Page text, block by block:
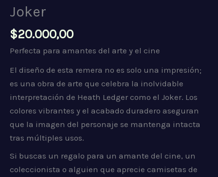
Joker
$20.000,00
Perfecta para amantes del arte y el cine
El diseño de esta remera no es solo una impresión;
es una obra de arte que celebra la inolvidable
interpretación de Heath Ledger como el Joker. Los
colores vibrantes y el acabado duradero aseguran
que la imagen del personaje se mantenga intacta
tras múltiples usos.
Si buscas un regalo para un amante del cine, un
coleccionista o alguien que aprecie camisetas de